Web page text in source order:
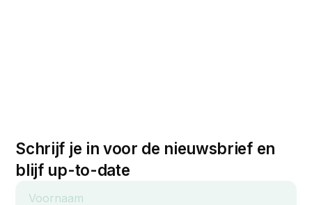
Schrijf je in voor de nieuwsbrief en
blijf up-to-date